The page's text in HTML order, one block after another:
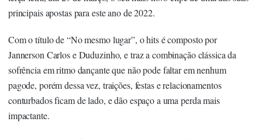
principais apostas para este ano de 2022.
Com o título de “No mesmo lugar”, o hits é composto por
Jannerson Carlos e Duduzinho, e traz a combinação clássica da
sofrência em ritmo dançante que não pode faltar em nenhum
pagode, porém dessa vez, traições, festas e relacionamentos
conturbados ficam de lado, e dão espaço a uma perda mais
impactante.